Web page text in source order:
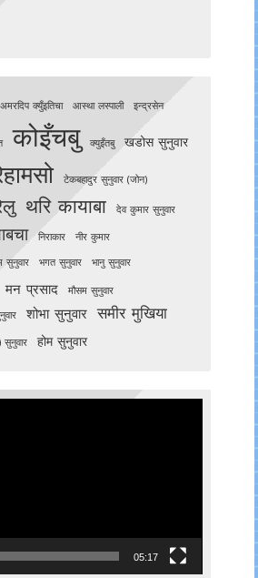
अमरदिप क्युँइतिचा आस्था लस्पाली इन्द्रसेन
कोइँचबु क्युइँतबु खडोस सुनुवार
टेकबहादुर सुनुवार (जोन)
थरि कायाबा देव कुमार सुनुवार
निराकार नीर कुमार
सुनुवार भगत सुनुवार भानु सुनुवार
मन प्रसाद मौसम सुनुवार
शोभा सुनुवार समीर मुखिया
सुनुवार होम सुनुवार
05:17